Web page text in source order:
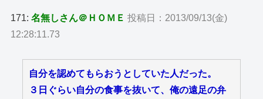
171:名無しさん＠ＨＯＭＥ 投稿日：2013/09/13(金)
12:28:11.73
自分を認めてもらおうとしていた人だった。
３日ぐらい自分の食事を抜いて、俺の遠足の弁